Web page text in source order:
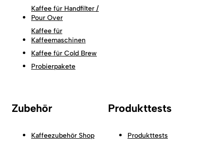
Kaffee für Handfilter /
Pour Over
Kaffee für
Kaffeemaschinen
Kaffee für Cold Brew
Probierpakete
Zubehör
Kaffeezubehör Shop
Produkttests
Produkttests